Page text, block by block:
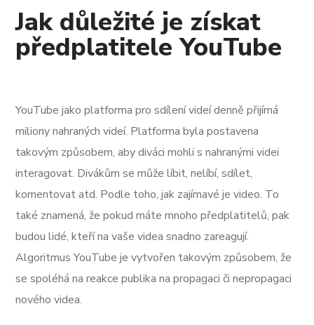
Jak důležité je získat
předplatitele YouTube
YouTube jako platforma pro sdílení videí denně přijímá
miliony nahraných videí. Platforma byla postavena
takovým způsobem, aby diváci mohli s nahranými videi
interagovat. Divákům se může líbit, nelíbí, sdílet,
komentovat atd. Podle toho, jak zajímavé je video. To
také znamená, že pokud máte mnoho předplatitelů, pak
budou lidé, kteří na vaše videa snadno zareagují.
Algoritmus YouTube je vytvořen takovým způsobem, že
se spoléhá na reakce publika na propagaci či nepropagaci
nového videa.